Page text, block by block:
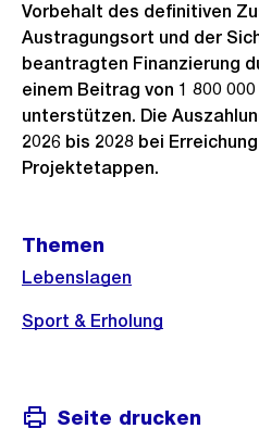
Vorbehalt des definitiven
Austragungsort und der
beantragten Finanzierung
einem Beitrag von 1 800
unterstützen. Die
2026 bis 2028 bei
Projektetappen.
Weitere
Informationen
Themen
Lebenslagen
Sport & Erholung
Seite drucken